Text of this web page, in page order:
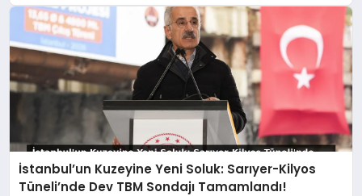
Gidiyoruz!
İstanbul’un Kuzeyine Yeni Soluk: Sarıyer-Kilyos
Tüneli’nde Dev TBM Sondajı Tamamlandı!